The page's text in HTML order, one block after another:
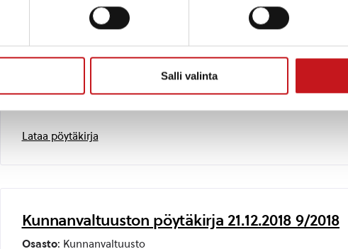
Salli valinta
Lataa pöytäkirja
Kunnanvaltuuston pöytäkirja 21.12.2018 9/2018
Osasto: Kunnanvaltuusto